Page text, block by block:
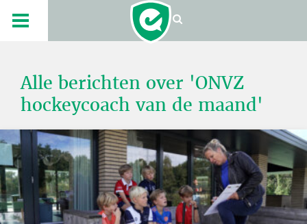
Alle berichten over 'ONVZ
hockeycoach van de maand'